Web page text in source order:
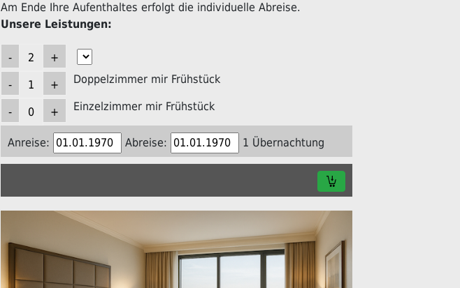
Am Ende Ihre Aufenthaltes erfolgt die individuelle Abreise.
Unsere Leistungen:
Doppelzimmer mir Frühstück
Einzelzimmer mir Frühstück
Anreise: Abreise: 1 Übernachtung